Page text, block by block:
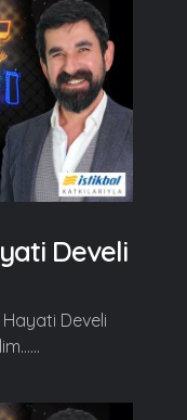
Develi
Develi